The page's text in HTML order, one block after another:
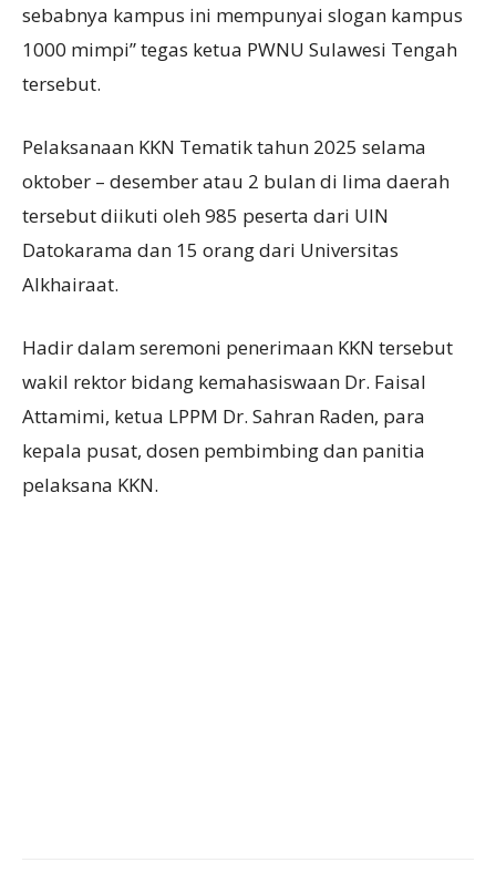
sebabnya kampus ini mempunyai slogan kampus
1000 mimpi” tegas ketua PWNU Sulawesi Tengah
tersebut.
Pelaksanaan KKN Tematik tahun 2025 selama
oktober – desember atau 2 bulan di lima daerah
tersebut diikuti oleh 985 peserta dari UIN
Datokarama dan 15 orang dari Universitas
Alkhairaat.
Hadir dalam seremoni penerimaan KKN tersebut
wakil rektor bidang kemahasiswaan Dr. Faisal
Attamimi, ketua LPPM Dr. Sahran Raden, para
kepala pusat, dosen pembimbing dan panitia
pelaksana KKN.